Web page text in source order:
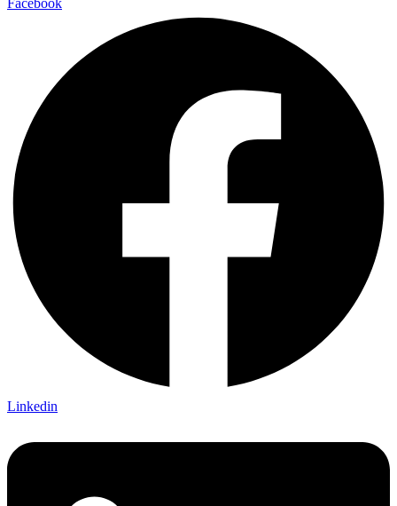
Linkedin